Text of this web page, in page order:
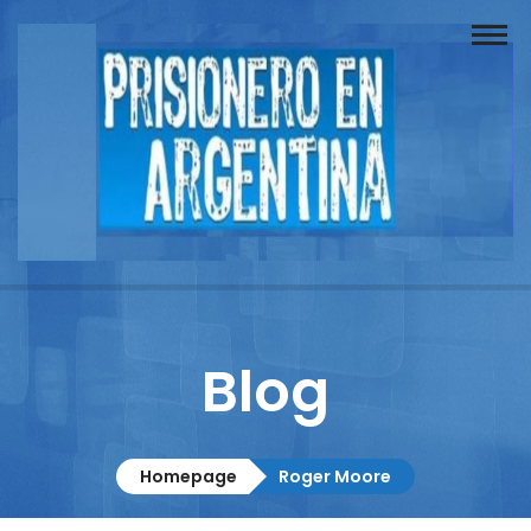
Buscador
Documentos
Columnistas
Contacto
Blog
Homepage Roger Moore